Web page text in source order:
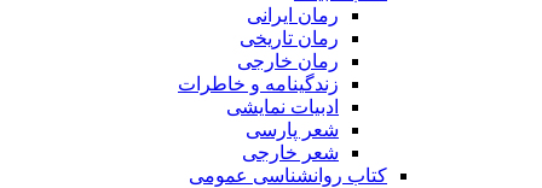
رمان ایرانی
رمان تاریخی
رمان خارجی
زندگینامه و خاطرات
ادبیات نمایشی
شعر پارسی
شعر خارجی
کتاب روانشناسی عمومی